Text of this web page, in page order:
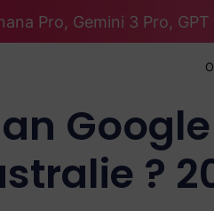
Pro, Gemini 3 Pro,
?